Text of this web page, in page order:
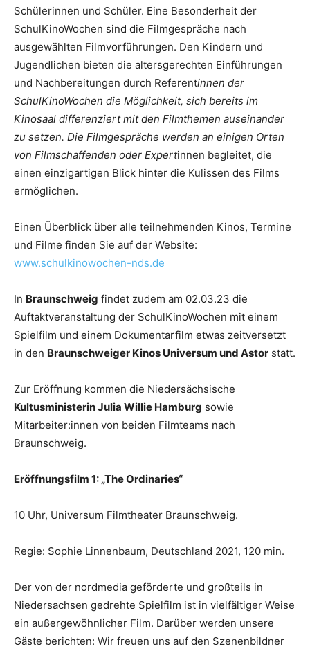
Schülerinnen und Schüler. Eine Besonderheit der
SchulKinoWochen sind die Filmgespräche nach
ausgewählten Filmvorführungen. Den Kindern und
Jugendlichen bieten die altersgerechten Einführungen
und Nachbereitungen durch Referentinnen der
SchulKinoWochen die Möglichkeit, sich bereits im
Kinosaal differenziert mit den Filmthemen auseinander
zu setzen. Die Filmgespräche werden an einigen Orten
von Filmschaffenden oder Expertinnen begleitet, die
einen einzigartigen Blick hinter die Kulissen des Films
ermöglichen.
Einen Überblick über alle teilnehmenden Kinos, Termine
und Filme finden Sie auf der Website:
www.schulkinowochen-nds.de
In Braunschweig findet zudem am 02.03.23 die
Auftaktveranstaltung der SchulKinoWochen mit einem
Spielfilm und einem Dokumentarfilm etwas zeitversetzt
in den Braunschweiger Kinos Universum und Astor statt.
Zur Eröffnung kommen die Niedersächsische
Kultusministerin Julia Willie Hamburg sowie
Mitarbeiter:innen von beiden Filmteams nach
Braunschweig.
Eröffnungsfilm 1: „The Ordinaries“
10 Uhr, Universum Filmtheater Braunschweig.
Regie: Sophie Linnenbaum, Deutschland 2021, 120 min.
Der von der nordmedia geförderte und großteils in
Niedersachsen gedrehte Spielfilm ist in vielfältiger Weise
ein außergewöhnlicher Film. Darüber werden unsere
Gäste berichten: Wir freuen uns auf den Szenenbildner